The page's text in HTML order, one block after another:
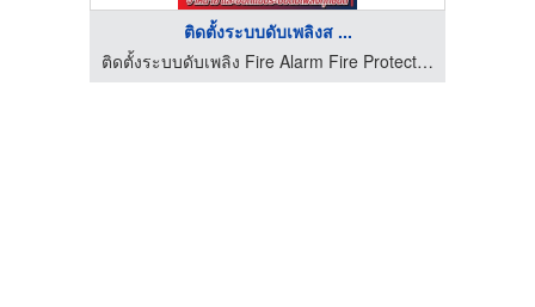
ติดตั้งระบบดับเพลิงส ...
ติดตั้งระบบดับเพลิง Fire Alarm Fire Protection Beta Fire Engineering